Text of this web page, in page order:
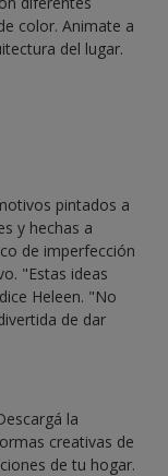
color. Animate a
del lugar.
pintados a
y hechas a
de imperfección
"Estas ideas
Heleen. "No
de dar
la
creativas de
de tu hogar.